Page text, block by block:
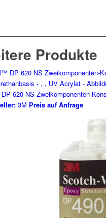
Produkte
620 NS Zweikomponenten-
3M Preis auf Anfrage